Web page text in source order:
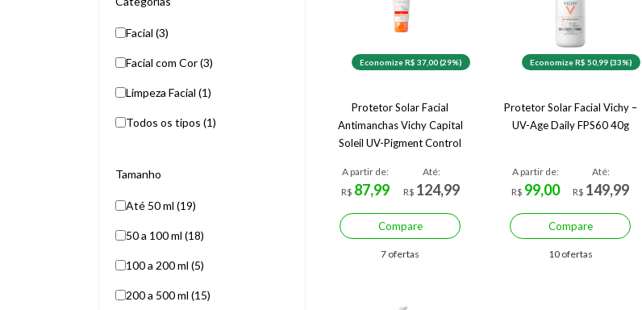
Facial (3)
Facial com Cor (3)
Limpeza Facial (1)
Todos os tipos (1)
Tamanho
Até 50 ml (19)
50 a 100 ml (18)
100 a 200 ml (5)
200 a 500 ml (15)
Economize R$ 37,00 (29%)
Protetor Solar Facial
Antimanchas Vichy Capital
Soleil UV-Pigment Control
A partir de:
R$ 87,99
Até:
R$ 124,99
Compare
7 ofertas
Economize R$ 50,99 (33%)
Protetor Solar Facial Vichy –
UV-Age Daily FPS60 40g
A partir de:
R$ 99,00
Até:
R$ 149,99
Compare
10 ofertas